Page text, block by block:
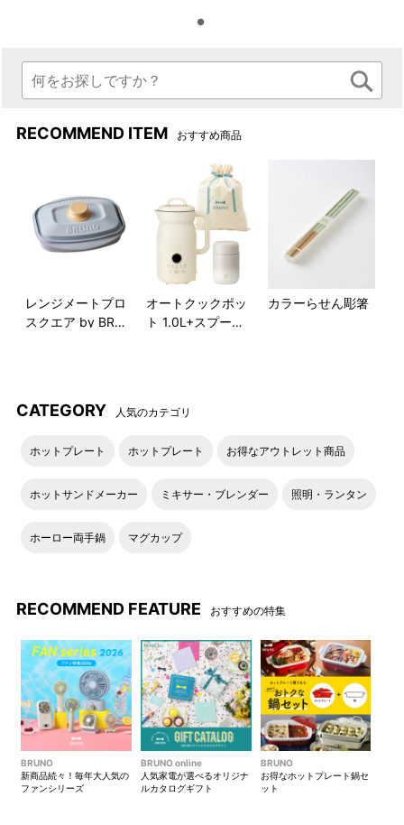
RECOMMEND ITEM おすすめ商品
レンジメートプロ
スクエア by BRU
オートクックポッ
ト 1.0L+スプーン
カラーらせん彫箸
CATEGORY 人気のカテゴリ
ホットプレート ホットプレート お得なアウトレット商品
ホットサンドメーカー ミキサー・ブレンダー 照明・ランタン
ホーロー両手鍋 マグカップ
RECOMMEND FEATURE おすすめの特集
BRUNO
新商品続々！毎年大人気の
ファンシリーズ
BRUNO online
人気家電が選べるオリジナ
ルカタログギフト
BRUNO
お得なホットプレート鍋セ
ット